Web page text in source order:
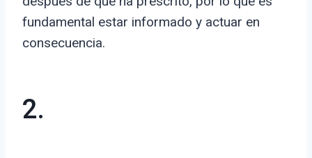
fundamental estar informado y actuar en
consecuencia.
2.